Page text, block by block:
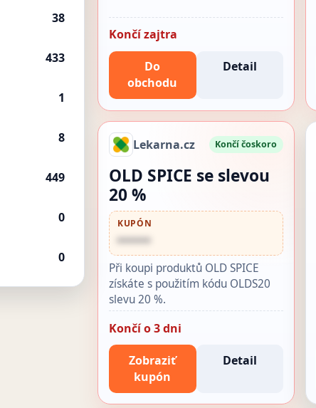
38
433
1
8
449
0
0
Končí zajtra
Do
obchodu
Detail
Lekarna.cz Končí čoskoro
OLD SPICE se slevou
20 %
KUPÓN
••••••
Při koupi produktů OLD SPICE
získáte s použitím kódu OLDS20
slevu 20 %.
Končí o 3 dni
Zobraziť
kupón
Detail